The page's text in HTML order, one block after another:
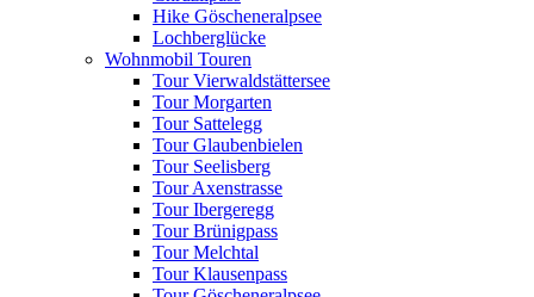
Hike Göscheneralpsee
Lochberglücke
Wohnmobil Touren
Tour Vierwaldstättersee
Tour Morgarten
Tour Sattelegg
Tour Glaubenbielen
Tour Seelisberg
Tour Axenstrasse
Tour Ibergeregg
Tour Brünigpass
Tour Melchtal
Tour Klausenpass